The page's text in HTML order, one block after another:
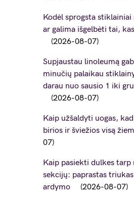
Kodėl sprogsta stiklainiai
ar galima išgelbėti tai,
2026-08-07
Supjaustau linoleumą
minučių palaikau
darau nuo sausio 1 iki
2026-08-07
Kaip užšaldyti uogas,
birios ir šviežios visą
07
Kaip pasiekti dulkes tarp
sekcijų: paprastas
ardymo
2026-08-07